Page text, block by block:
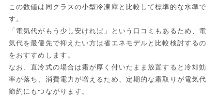
この数値は同クラスの小型冷凍庫と比較して標準的な水準で
す。
「電気代がもう少し安ければ」という口コミもあるため、電
気代を最優先で抑えたい方は省エネモデルと比較検討するの
をおすすめします。
なお、直冷式の場合は霜が厚く付いたまま放置すると冷却効
率が落ち、消費電力が増えるため、定期的な霜取りが電気代
節約にもつながります。